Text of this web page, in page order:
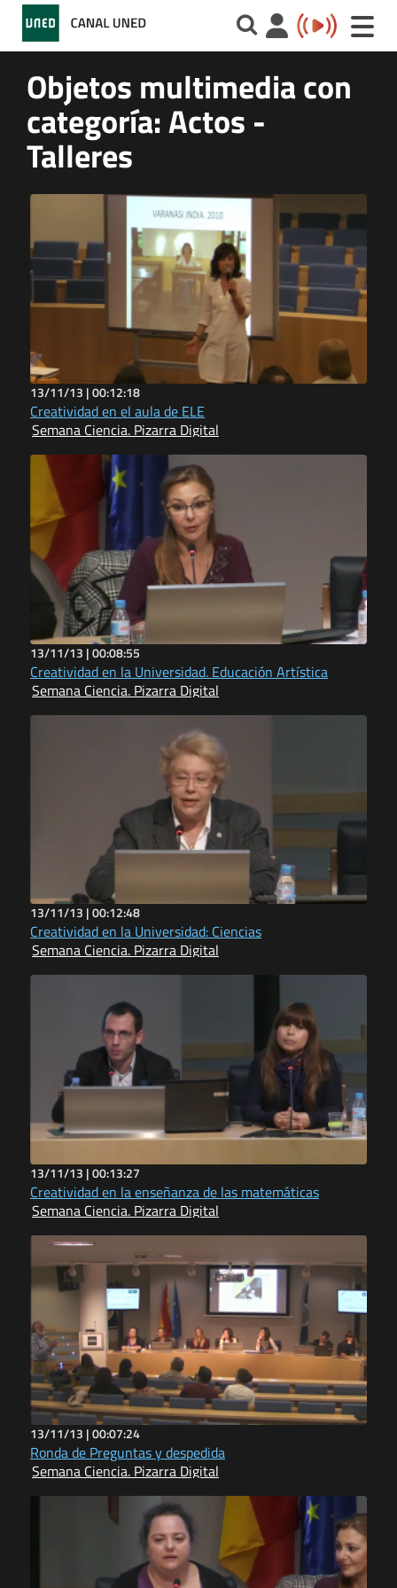
Toggle
Objetos multimedia con
categoría: Actos -
Talleres
13/11/13 |00:12:18
Creatividad en el aula de ELE
Semana Ciencia. Pizarra Digital
13/11/13 |00:08:55
Creatividad en la Universidad. Educación Artística
Semana Ciencia. Pizarra Digital
13/11/13 |00:12:48
Creatividad en la Universidad: Ciencias
Semana Ciencia. Pizarra Digital
13/11/13 |00:13:27
Creatividad en la enseñanza de las matemáticas
Semana Ciencia. Pizarra Digital
13/11/13 |00:07:24
Ronda de Preguntas y despedida
Semana Ciencia. Pizarra Digital